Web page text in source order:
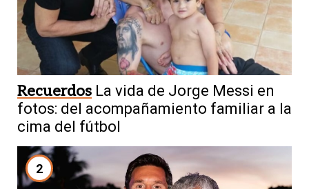
Recuerdos La vida de Jorge Messi en
fotos: del acompañamiento familiar a la
cima del fútbol
2